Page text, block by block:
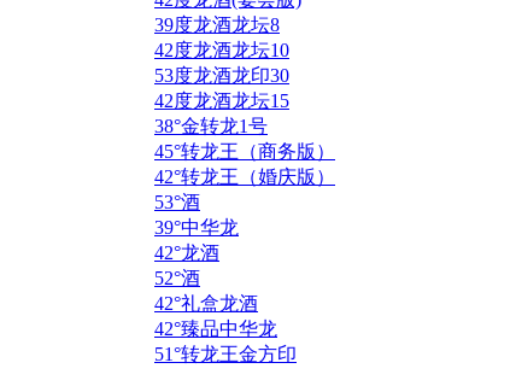
39度龙酒龙坛8
42度龙酒龙坛10
53度龙酒龙印30
42度龙酒龙坛15
38°金转龙1号
45°转龙王（商务版）
42°转龙王（婚庆版）
53°酒
39°中华龙
42°龙酒
52°酒
42°礼盒龙酒
42°臻品中华龙
51°转龙王金方印